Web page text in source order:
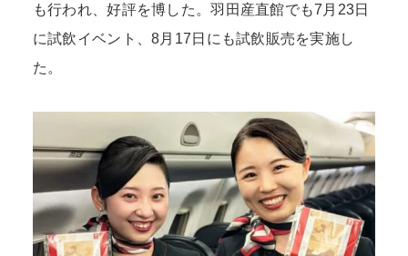
も行われ、好評を博した。羽田産直館でも7月23日
に試飲イベント、8月17日にも試飲販売を実施し
た。